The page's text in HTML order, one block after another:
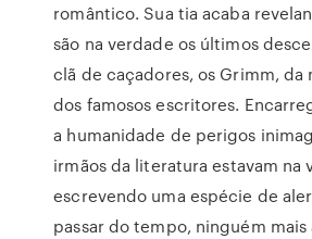
romântico. Sua tia acaba
são na verdade os últimos
clã de caçadores, os Grimm, da
dos famosos escritores.
a humanidade de perigos
irmãos da literatura estavam na
escrevendo uma espécie de
passar do tempo, ninguém